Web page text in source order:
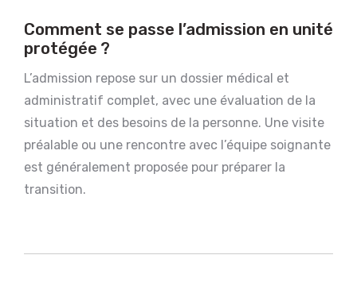
Comment se passe l’admission en unité
protégée ?
L’admission repose sur un dossier médical et
administratif complet, avec une évaluation de la
situation et des besoins de la personne. Une visite
préalable ou une rencontre avec l’équipe soignante
est généralement proposée pour préparer la
transition.